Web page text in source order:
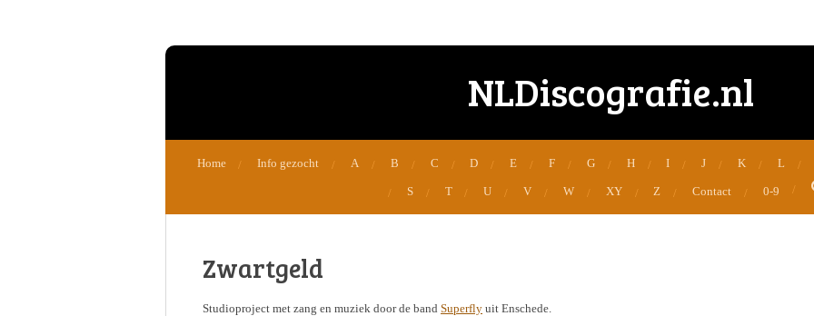
NLDiscografie.nl
Home Info gezocht A B C D E F G H I J K L
S T U V W XY Z Contact 0-9
Zwartgeld
Studioproject met zang en muziek door de band Superfly uit Enschede.